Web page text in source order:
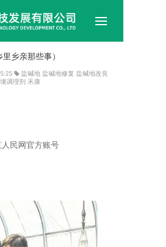
乡亲那些事）
盐碱地 盐碱地修复 盐碱地改良
调理剂 禾康
人民网官方账号